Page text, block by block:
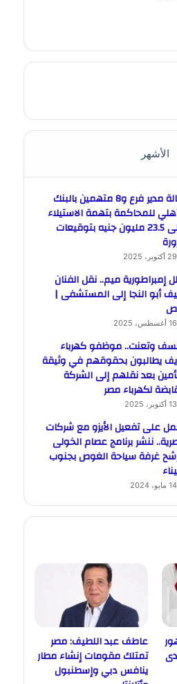
الأشهر
إحالة مدير فرع و8 متهمين بالبنك
للمحاكمة بتهمة الاستيلاء
على 23.5 مليون جنيه بتوقيعات
29 أكتوبر، 2025
إمبراطورية ميم.. نقل الفنان
أبو النجا إلى المستشفى |
16 أغسطس، 2025
وتعنت.. موظفو كهرباء
يطالبون بحقوقهم في وثيقة
بعد نقلهم إلى الشركة
لكهرباء مصر
13 أكتوبر، 2025
على تفعيل الأيزو مع شركات
ننشر برنامج عصام الخولى
غرفة سياحة الغوص بجنوب
14 مايو، 2024
عاطف عبد اللطيف: مصر
تمتلك مقومات إنشاء مطار
ينافس دبي وإسطنبول